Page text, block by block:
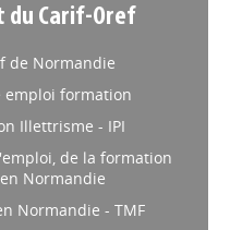
du Carif-Oref
de Normandie
emploi formation
Illettrisme - IPI
de la formation
Normandie
Normandie - TMF